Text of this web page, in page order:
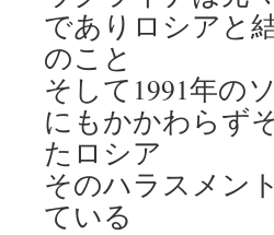
でありロシアと
のこと
そして1991年の
にもかかわらず
たロシア
そのハラスメン
ている